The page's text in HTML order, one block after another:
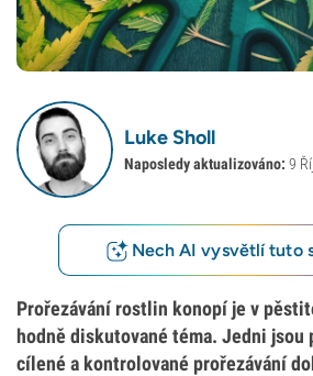
Luke Sholl
Naposledy aktualizováno: 9
Nech AI vysvětlí tuto
Prořezávání rostlin konopí je v
hodně diskutované téma. Jedni jsou
cílené a kontrolované prořezávání